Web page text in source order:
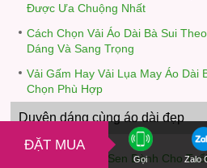
ĐẶT MUA
Gọi Zalo
Được Ưa Chuộng Nhất
Cách Chọn Vải Áo Dài Bà Sui
Dáng Và Sang Trọng
Vải Gấm Hay Vải Lụa May Áo Dài
Chọn Phù Hợp
Duyên dáng cùng áo dài đẹp
Vải Áo Dài Hoa Sen Dành Cho